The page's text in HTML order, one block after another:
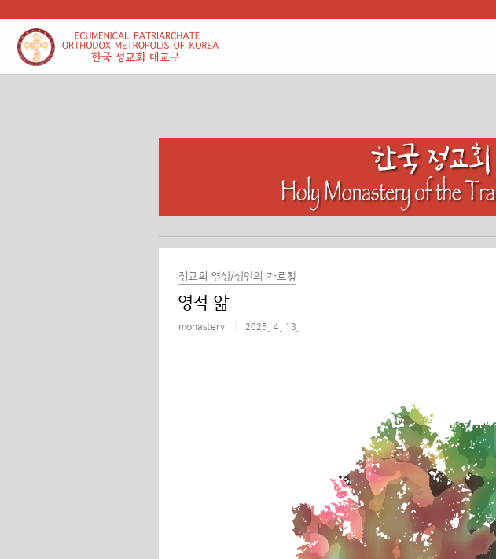
정교회 영성/성인의 가르침
영적 앎
monastery 2025. 4. 13.